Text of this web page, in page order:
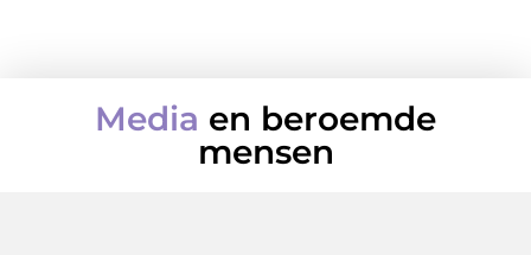
Media en beroemde
mensen